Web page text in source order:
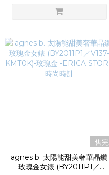
售完
agnes b. 太陽能甜美奢華晶鑽
玫瑰金女錶 (BY2011P1／